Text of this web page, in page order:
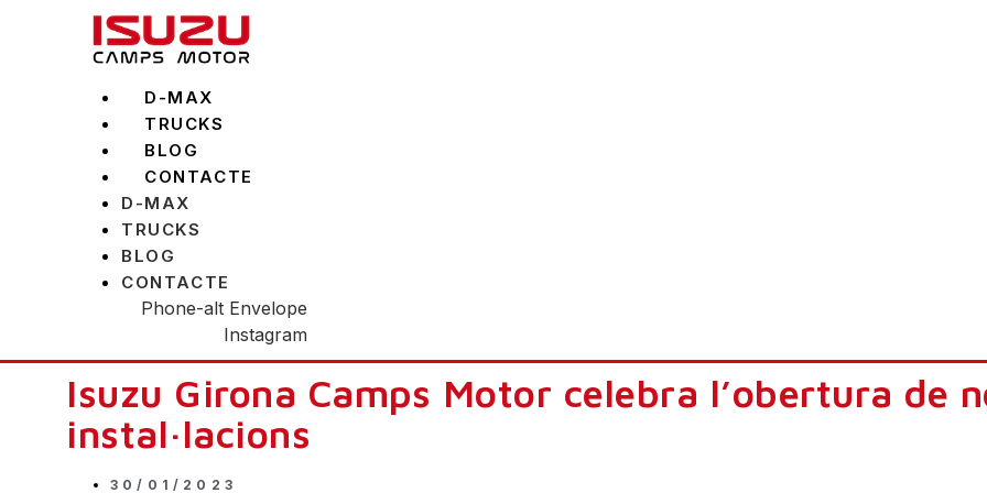
D-MAX
TRUCKS
BLOG
CONTACTE
D-MAX
TRUCKS
BLOG
CONTACTE
Phone-alt Envelope
Instagram
Isuzu Girona Camps Motor celebra l’obertura de
instal·lacions
30/01/2023